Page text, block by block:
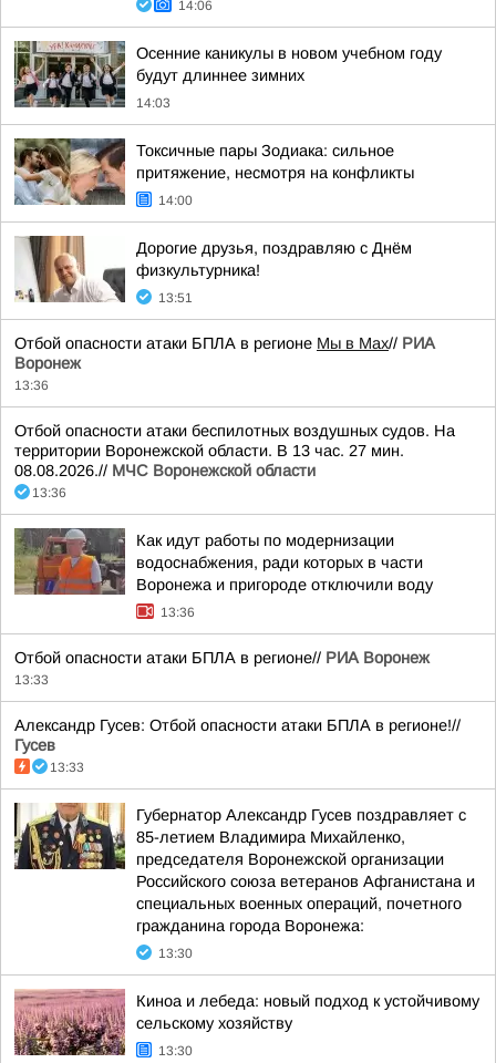
14:06
Осенние каникулы в новом учебном году
будут длиннее зимних
14:03
Токсичные пары Зодиака: сильное
притяжение, несмотря на конфликты
14:00
Дорогие друзья, поздравляю с Днём
физкультурника!
13:51
Отбой опасности атаки БПЛА в регионе Мы в Мах// РИА
Воронеж
13:36
Отбой опасности атаки беспилотных воздушных судов. На
территории Воронежской области. В 13 час. 27 мин.
08.08.2026.// МЧС Воронежской области
13:36
Как идут работы по модернизации
водоснабжения, ради которых в части
Воронежа и пригороде отключили воду
13:36
Отбой опасности атаки БПЛА в регионе// РИА Воронеж
13:33
Александр Гусев: Отбой опасности атаки БПЛА в регионе!//
Гусев
13:33
Губернатор Александр Гусев поздравляет с
85-летием Владимира Михайленко,
председателя Воронежской организации
Российского союза ветеранов Афганистана и
специальных военных операций, почетного
гражданина города Воронежа:
13:30
Киноа и лебеда: новый подход к устойчивому
сельскому хозяйству
13:30